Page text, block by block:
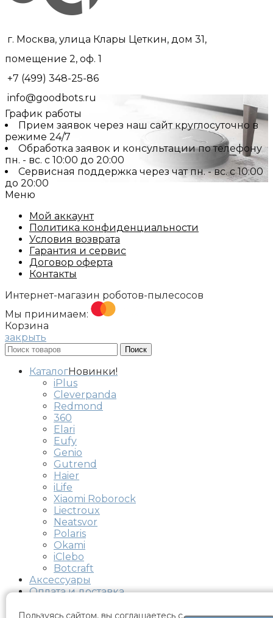
г. Москва, улица Клары Цеткин, дом 31,
помещение 2, оф. 1
+7 (499) 348-25-86
info@goodbots.ru
График работы
Прием заявок через наш сайт круглосуточно в
режиме 24/7
Обработка заявок и консультации по телефону
пн. - вс. с 10:00 до 20:00
Сервисная поддержка через чат пн. - вс. с 10:00
до 20:00
Меню
Мой аккаунт
Политика конфиденциальности
Условия возврата
Гарантия и сервис
Договор оферта
Контакты
Интернет-магазин роботов-пылесосов
Мы принимаем:
Корзина
закрыть
Поиск
КаталогНовинки!
iPlus
Cleverpanda
Redmond
360
Elari
Eufy
Genio
Gutrend
Haier
iLife
Xiaomi Roborock
Liectroux
Neatsvor
Polaris
Okami
iClebo
Botcraft
Аксессуары
Оплата и доставка
Пользуясь сайтом, вы соглашаетесь с